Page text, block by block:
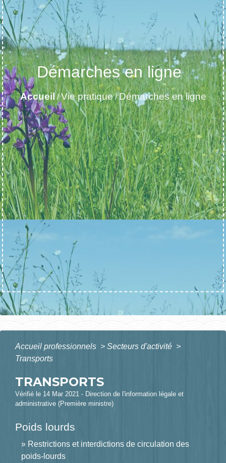
Démarches en ligne
Accueil /Vie pratique/Démarches en ligne
Accueil professionnels > Secteurs d'activité >
Transports
TRANSPORTS
Vérifié le 14 Mar 2021 - Direction de l'information légale et
administrative (Première ministre)
Poids lourds
Restrictions et interdictions de circulation des
poids-lourds